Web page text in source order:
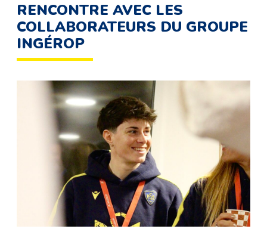
RENCONTRE AVEC LES
COLLABORATEURS DU GROUPE
INGÉROP